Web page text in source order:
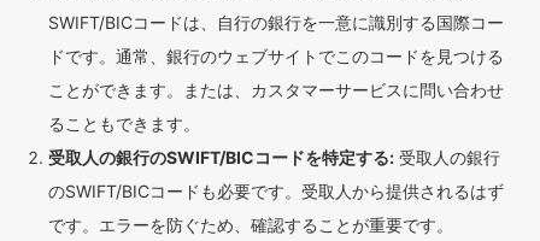
SWIFT/BICコードは、自行の銀行を一意に識別する国際コー
ドです。通常、銀行のウェブサイトでこのコードを見つける
ことができます。または、カスタマーサービスに問い合わせ
ることもできます。
受取人の銀行のSWIFT/BICコードを特定する: 受取人の銀行
のSWIFT/BICコードも必要です。受取人から提供されるはず
です。エラーを防ぐため、確認することが重要です。